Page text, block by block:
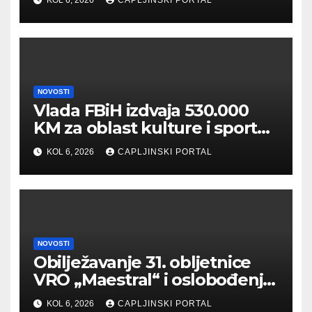
NOVOSTI
Vlada FBiH izdvaja 530.000
KM za oblast kulture i sporta
te vjerske institucije
KOL 6, 2026 CAPLJINSKI PORTAL
NOVOSTI
Obilježavanje 31. obljetnice
VRO „Maestral“ i oslobođenja
Jajca uz pokroviteljstvo HNS
KOL 6, 2026 CAPLJINSKI PORTAL